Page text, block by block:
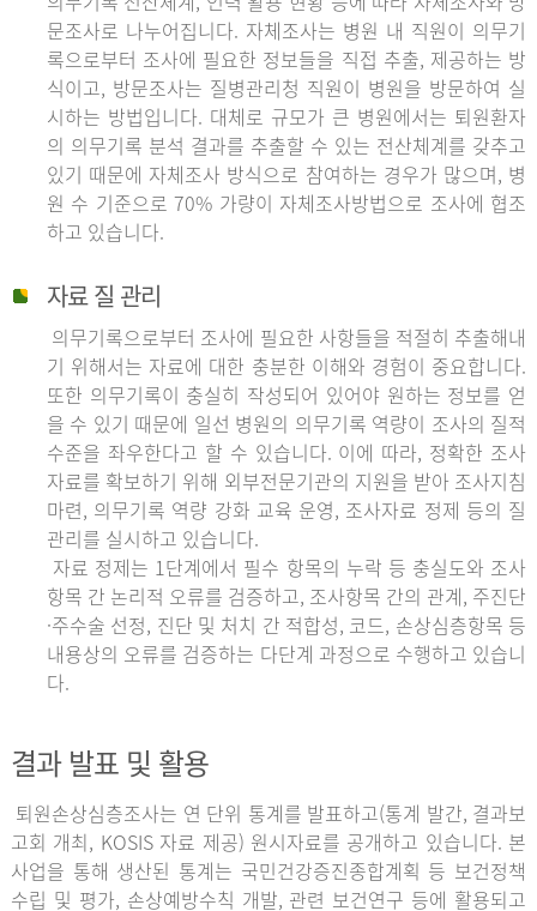
문조사로 나누어집니다. 자체조사는 병원 내 직원이 의무기
록으로부터 조사에 필요한 정보들을 직접 추출, 제공하는 방
식이고, 방문조사는 질병관리청 직원이 병원을 방문하여 실
시하는 방법입니다. 대체로 규모가 큰 병원에서는 퇴원환자
의 의무기록 분석 결과를 추출할 수 있는 전산체계를 갖추고
있기 때문에 자체조사 방식으로 참여하는 경우가 많으며, 병
원 수 기준으로 70% 가량이 자체조사방법으로 조사에 협조
하고 있습니다.
자료 질 관리
의무기록으로부터 조사에 필요한 사항들을 적절히 추출해내
기 위해서는 자료에 대한 충분한 이해와 경험이 중요합니다.
또한 의무기록이 충실히 작성되어 있어야 원하는 정보를 얻
을 수 있기 때문에 일선 병원의 의무기록 역량이 조사의 질적
수준을 좌우한다고 할 수 있습니다. 이에 따라, 정확한 조사
자료를 확보하기 위해 외부전문기관의 지원을 받아 조사지침
마련, 의무기록 역량 강화 교육 운영, 조사자료 정제 등의 질
관리를 실시하고 있습니다.
자료 정제는 1단계에서 필수 항목의 누락 등 충실도와 조사
항목 간 논리적 오류를 검증하고, 조사항목 간의 관계, 주진단
·주수술 선정, 진단 및 처치 간 적합성, 코드, 손상심층항목 등
내용상의 오류를 검증하는 다단계 과정으로 수행하고 있습니
다.
결과 발표 및 활용
퇴원손상심층조사는 연 단위 통계를 발표하고(통계 발간, 결과보
고회 개최, KOSIS 자료 제공) 원시자료를 공개하고 있습니다. 본
사업을 통해 생산된 통계는 국민건강증진종합계획 등 보건정책
수립 및 평가, 손상예방수칙 개발, 관련 보건연구 등에 활용되고